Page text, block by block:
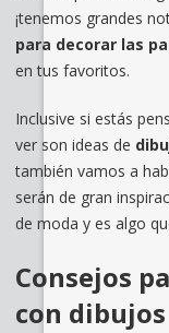
¡tenemos grandes
para decorar las
en tus favoritos.
Inclusive si estás
ver son ideas de
también vamos a
serán de gran
de moda y es algo
Consejos
con dibujos